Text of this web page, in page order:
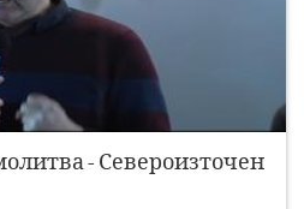
- Североизточен